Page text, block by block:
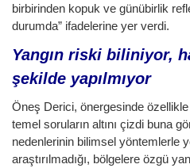
birbirinden kopuk ve günübirlik
durumda” ifadelerine yer verdi.
Yangın riski biliniyor,
şekilde yapılmıyor
Öneş Derici, önergesinde özellikle
temel soruların altını çizdi buna
nedenlerinin bilimsel yöntemlerle
araştırılmadığı, bölgelere özgü